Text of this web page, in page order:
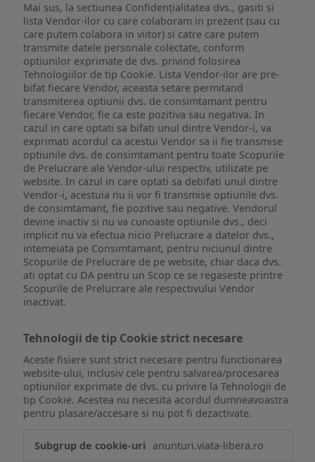
Mai sus, la sectiunea Confidențialitatea dvs., gasiti si
lista Vendor-ilor cu care colaboram in prezent (sau cu
care putem colabora in viitor) si catre care putem
transmite datele personale colectate, conform
optiunilor exprimate de dvs. privind folosirea
Tehnologiilor de tip Cookie. Lista Vendor-ilor are pre-
bifat fiecare Vendor, aceasta setare permitand
transmiterea optiunii dvs. de consimtamant pentru
fiecare Vendor, fie ca este pozitiva sau negativa. In
cazul in care optati sa bifati unul dintre Vendor-i, va
exprimati acordul ca acestui Vendor sa ii fie transmise
optiunile dvs. de consimtamant pentru toate Scopurile
de Prelucrare ale Vendor-ului respectiv, utilizate pe
website. In cazul in care optati sa debifati unul dintre
Vendor-i, acestuia nu ii vor fi transmise optiunile dvs.
de consimtamant, fie pozitive sau negative. Vendorul
devine inactiv si nu va cunoaste optiunile dvs., deci
implicit nu va efectua nicio Prelucrare a datelor dvs.,
intemeiata pe Consimtamant, pentru niciunul dintre
Scopurile de Prelucrare de pe website, chiar daca dvs.
ati optat cu DA pentru un Scop ce se regaseste printre
Scopurile de Prelucrare ale respectivului Vendor
inactivat.
Tehnologii de tip Cookie strict necesare
Aceste fisiere sunt strict necesare pentru functionarea
website-ului, inclusiv cele pentru salvarea/procesarea
optiunilor exprimate de dvs. cu privire la Tehnologii de
tip Cookie. Acestea nu necesita acordul dumneavoastra
pentru plasare/accesare si nu pot fi dezactivate.
de
anunturi.viata-libera.ro